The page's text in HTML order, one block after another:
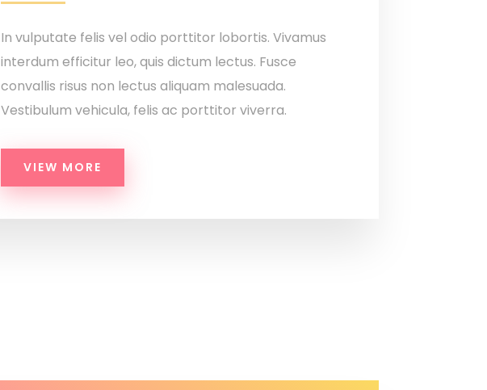
In vulputate felis vel odio porttitor lobortis. Vivamus
interdum efficitur leo, quis dictum lectus. Fusce
convallis risus non lectus aliquam malesuada.
Vestibulum vehicula, felis ac porttitor viverra.
VIEW MORE